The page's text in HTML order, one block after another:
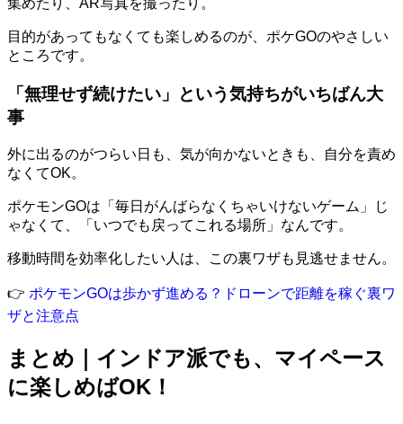
目的があってもなくても楽しめるのが、ポケGOのやさしい
ところです。
「無理せず続けたい」という気持ちがいちばん大
事
外に出るのがつらい日も、気が向かないときも、自分を責め
なくてOK。
ポケモンGOは「毎日がんばらなくちゃいけないゲーム」じ
ゃなくて、「いつでも戻ってこれる場所」なんです。
移動時間を効率化したい人は、この裏ワザも見逃せません。
👉 ポケモンGOは歩かず進める？ドローンで距離を稼ぐ裏ワ
ザと注意点
まとめ｜インドア派でも、マイペース
に楽しめばOK！